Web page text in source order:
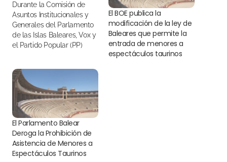
Durante la Comisión de
Asuntos Institucionales y
Generales del Parlamento
de las Islas Baleares, Vox y
el Partido Popular (PP)
menores de 16 años
puedan asistir a corridas
de toros
El BOE publica la
modificación de la ley de
Baleares que permite la
entrada de menores a
espectáculos taurinos
El Parlamento Balear
Deroga la Prohibición de
Asistencia de Menores a
Espectáculos Taurinos